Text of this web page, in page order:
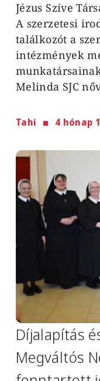
Jézus Szíve
A szerzetesi
találkozót a
intézmények
Melinda SJC
Tahi 4 hónap
Image
Díjalapítás
Megváltós